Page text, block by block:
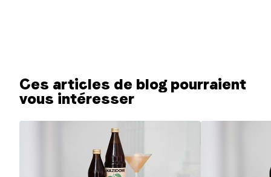
Ces articles de blog pourraient
vous intéresser